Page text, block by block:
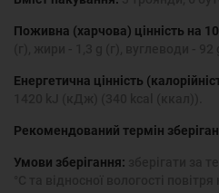
Поживна (харчова) цінність на
Енергетична цінність
Рекомендований термін
Умови зберігання: